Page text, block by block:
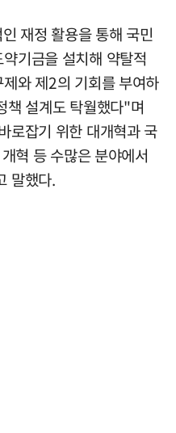
재정 활용을 통해 국민
기금을 설치해 약탈적
와 제2의 기회를 부여하
책 설계도 탁월했다"며
로잡기 위한 대개혁과 국
혁 등 수많은 분야에서
말했다.